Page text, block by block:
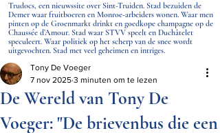
Trudocs, een nieuwssite over Sint-Truiden. Stad bezuiden de
Demer waar fruitboeren en Monroe-arbeiders wonen. Waar men
pinten op de Groenmarkt drinkt en goedkope champagne op de
Chaussée d’Amour. Stad waar STVV speelt en Duchâtelet
speculeert. Waar politiek op het scherp van de snee wordt
uitgevochten. Stad met veel geheimen en intriges.
De Wereld van Tony De
Voeger: "De brievenbus die een
Tony De Voeger
7 nov 2025 3 minuten om te lezen